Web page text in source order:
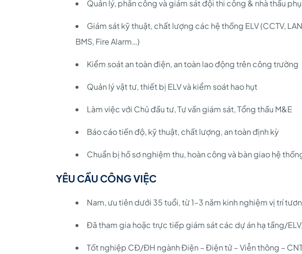
Quản lý, phân công và giám sát đội thi công & nhà thầu phụ
Giám sát kỹ thuật, chất lượng các hệ thống ELV (CCTV,
BMS, Fire Alarm…)
Kiểm soát an toàn điện, an toàn lao động trên công trường
Quản lý vật tư, thiết bị ELV và kiểm soát hao hụt
Làm việc với Chủ đầu tư, Tư vấn giám sát, Tổng thầu M&E
Báo cáo tiến độ, kỹ thuật, chất lượng, an toàn định kỳ
Chuẩn bị hồ sơ nghiệm thu, hoàn công và bàn giao hệ
YÊU CẦU CÔNG VIỆC
Nam, ưu tiên dưới 35 tuổi, từ 1–3 năm kinh nghiệm vị trí
Đã tham gia hoặc trực tiếp giám sát các dự án hạ tầng/
Tốt nghiệp CĐ/ĐH ngành Điện – Điện tử – Viễn thông –